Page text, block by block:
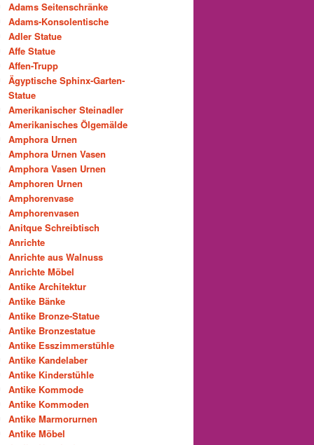
Adams Seitenschränke
Adams-Konsolentische
Adler Statue
Affe Statue
Affen-Trupp
Ägyptische Sphinx-Garten-
Statue
Amerikanischer Steinadler
Amerikanisches Ölgemälde
Amphora Urnen
Amphora Urnen Vasen
Amphora Vasen Urnen
Amphoren Urnen
Amphorenvase
Amphorenvasen
Anitque Schreibtisch
Anrichte
Anrichte aus Walnuss
Anrichte Möbel
Antike Architektur
Antike Bänke
Antike Bronze-Statue
Antike Bronzestatue
Antike Esszimmerstühle
Antike Kandelaber
Antike Kinderstühle
Antike Kommode
Antike Kommoden
Antike Marmorurnen
Antike Möbel